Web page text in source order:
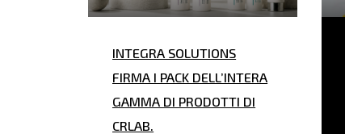
INTEGRA SOLUTIONS
FIRMA I PACK DELL’INTERA
GAMMA DI PRODOTTI DI
CRLAB.